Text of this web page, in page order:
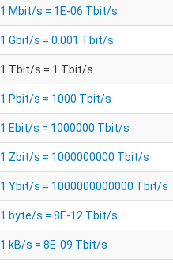
1 Mbit/s = 1E-06 Tbit/s
1 Gbit/s = 0.001 Tbit/s
1 Tbit/s = 1 Tbit/s
1 Pbit/s = 1000 Tbit/s
1 Ebit/s = 1000000 Tbit/s
1 Zbit/s = 1000000000 Tbit/s
1 Ybit/s = 1000000000000 Tbit/s
1 byte/s = 8E-12 Tbit/s
1 kB/s = 8E-09 Tbit/s